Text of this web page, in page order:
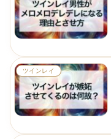
ツインレイ